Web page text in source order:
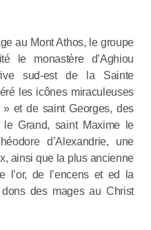
au Mont Athos, le groupe
le monastère d’Aghiou
sud-est de la Sainte
les icônes miraculeuses
et de saint Georges, des
Grand, saint Maxime le
d’Alexandrie, une
ainsi que la plus ancienne
l’or, de l’encens et ed la
des mages au Christ